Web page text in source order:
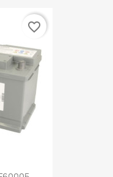
favorite_border